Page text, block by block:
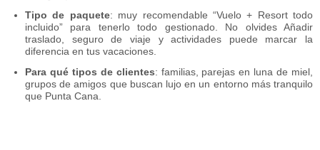
Tipo de paquete: muy recomendable “Vuelo + Resort todo
incluido” para tenerlo todo gestionado. No olvides Añadir
traslado, seguro de viaje y actividades puede marcar la
diferencia en tus vacaciones.
Para qué tipos de clientes: familias, parejas en luna de miel,
grupos de amigos que buscan lujo en un entorno más tranquilo
que Punta Cana.